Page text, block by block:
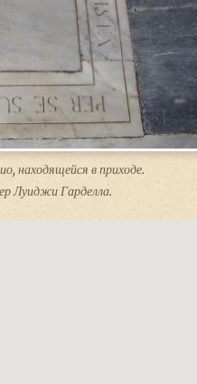
находящейся в приходе.
Луиджи Гарделла.